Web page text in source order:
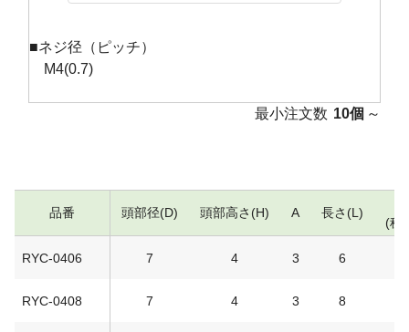
■ネジ径（ピッチ）
M4(0.7)
最小注文数 10個 ～
品番 頭部径(D) 頭部高さ(H) A 長さ(L)
(税
RYC-0406 7 4 3 6
RYC-0408 7 4 3 8